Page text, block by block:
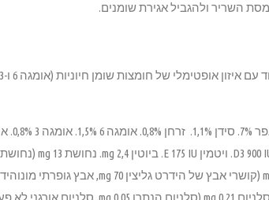
השריר ולהגביל אגירת שומנים.